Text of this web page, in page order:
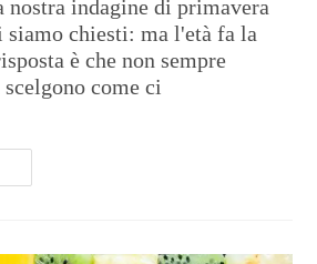
nostra indagine di primavera
siamo chiesti: ma l'età fa la
è che non sempre
come ci